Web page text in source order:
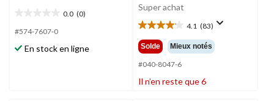
0.0 (0)
étoile(s)
5.
#574-7607-0
En stock en ligne
Super achat
4.1 (83)
4.1
étoile(s)
sur
5.
83
évaluations
Solde Mieux notés
#040-8047-6
Il n’en reste que 6